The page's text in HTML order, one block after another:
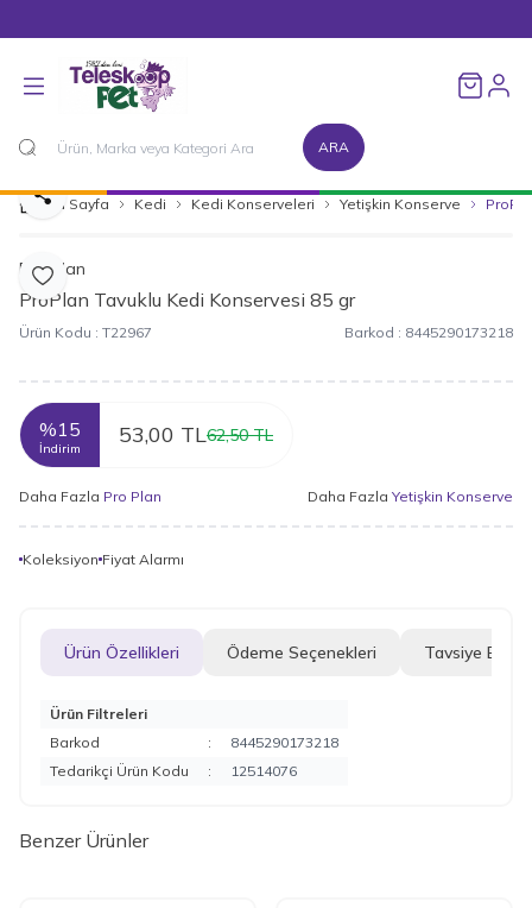
ARA
Ana Sayfa Kedi Kedi Konserveleri Yetişkin Konserve
Favoriye Ekle
Paylaş
Pro Plan
ProPlan Tavuklu Kedi Konservesi 85 gr
Ürün Kodu : T22967 Barkod : 8445290173218
%15
İndirim
53,00 TL62,50TL
Daha Fazla Pro Plan Daha Fazla Yetişkin Konserve
Koleksiyon Fiyat Alarmı
Ürün Özellikleri Ödeme Seçenekleri Tavsiye Et
Ürün Filtreleri
Barkod
:
8445290173218
Tedarikçi Ürün Kodu
: 12514076
Benzer Ürünler